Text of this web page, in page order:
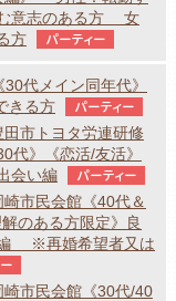
む意志のある方 女
方
パーティー
代メイン同年代》
きる方
パーティー
市トヨタ労連研修
代》《恋活/友活》
会い編
パーティー
市民会館《40代＆
のある方限定》良
編 ※再婚希望者又は
市民会館《30代/40